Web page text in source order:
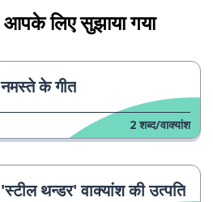
आपके लिए सुझाया गया
नमस्ते के गीत
2 शब्द/वाक्यांश
'स्टील थन्डर' वाक्यांश की उत्पति